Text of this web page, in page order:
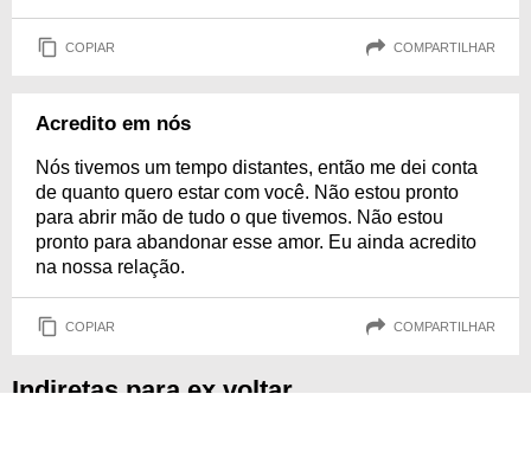
COPIAR COMPARTILHAR
Acredito em nós
Nós tivemos um tempo distantes, então me dei conta
de quanto quero estar com você. Não estou pronto
para abrir mão de tudo o que tivemos. Não estou
pronto para abandonar esse amor. Eu ainda acredito
na nossa relação.
COPIAR COMPARTILHAR
Indiretas para ex voltar